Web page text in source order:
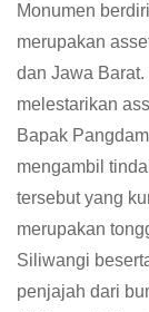
Monumen
merupakan
dan Jawa
melestarikan
Bapak
mengambil
tersebut yang
merupakan
Siliwangi
penjajah dari